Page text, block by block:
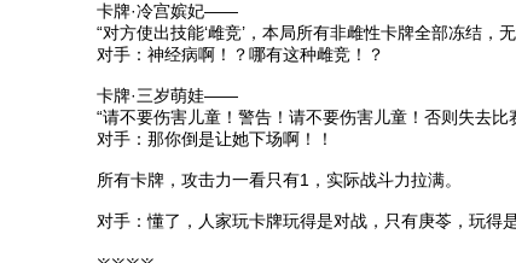
卡牌·冷宫嫔妃——
“对方使出技能‘雌竞’，本局所有非雌性卡牌全部冻结，
对手：神经病啊！？哪有这种雌竞！？
卡牌·三岁萌娃——
“请不要伤害儿童！警告！请不要伤害儿童！否则失去比
对手：那你倒是让她下场啊！！
所有卡牌，攻击力一看只有1，实际战斗力拉满。
对手：懂了，人家玩卡牌玩得是对战，只有庚苓，玩得